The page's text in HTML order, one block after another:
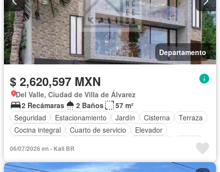
Departamento
$ 2,620,597 MXN
Del Valle, Ciudad de Villa de Álvarez
2 Recámaras
2 Baños
57 m²
Seguridad
Estacionamiento Jardín Cisterna
Terraza
Cocina integral
Cuarto de servicio
Elevador
Azotea
Agua
Cuarto de Limpieza
Permite niños
Solo familias Sin amueblar
06/07/2026 en - Kali BR